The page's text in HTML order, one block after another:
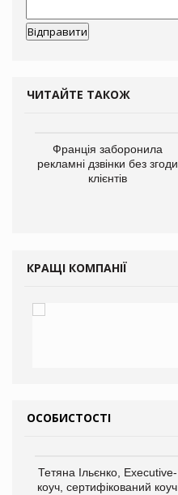
ЧИТАЙТЕ ТАКОЖ
Франція заборонила
рекламні дзвінки без згоди
клієнтів
КРАЩІ КОМПАНІЇ
ОСОБИСТОСТІ
Тетяна Ільєнко, Executive-
коуч, сертифікований коуч